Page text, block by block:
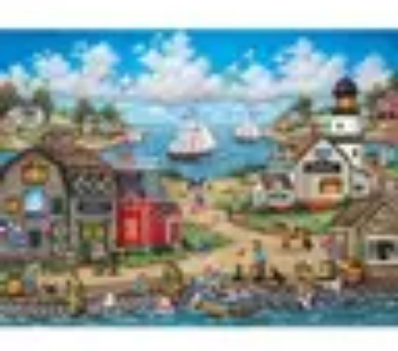
Ambiance et EngagementMarketingAnimations et
Activités
Animations Engagement des Fans
Football Fan Zone